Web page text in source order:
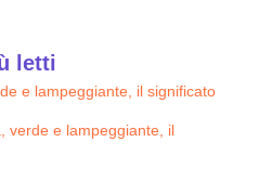
letti
e lampeggiante, il significato
verde e lampeggiante, il